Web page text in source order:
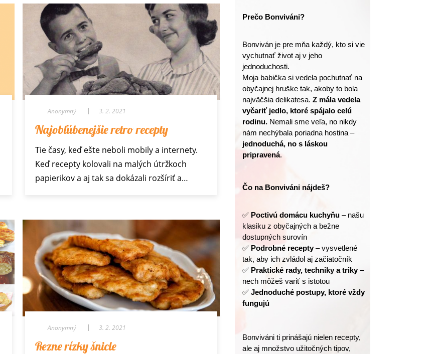
Anonymný 3. 2. 2021
Najobľúbenejšie retro recepty
Tie časy, keď ešte neboli mobily a internety.
Keď recepty kolovali na malých útržkoch
papierikov a aj tak sa dokázali rozšíriť a…
Anonymný 3. 2. 2021
Rezne rízky šnicle
Prečo Bonviváni?
Bonviván je pre mňa každý, kto si vie
vychutnať život aj v jeho
jednoduchosti.
Moja babička si vedela pochutnať na
obyčajnej hruške tak, akoby to bola
najväčšia delikatesa. Z mála vedela
vyčariť jedlo, ktoré spájalo celú
rodinu. Nemali sme veľa, no nikdy
nám nechýbala poriadna hostina –
jednoduchá, no s láskou
pripravená.
Čo na Bonviváni nájdeš?
✅ Poctivú domácu kuchyňu – našu
klasiku z obyčajných a bežne
dostupných surovín
✅ Podrobné recepty – vysvetlené
tak, aby ich zvládol aj začiatočník
✅ Praktické rady, techniky a triky –
nech môžeš variť s istotou
✅ Jednoduché postupy, ktoré vždy
fungujú
Bonviváni ti prinášajú nielen recepty,
ale aj množstvo užitočných tipov,